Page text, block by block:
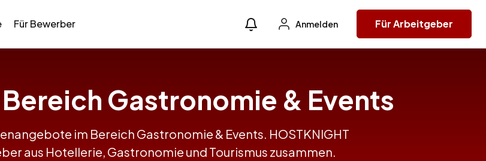
Für Bewerber Anmelden Für Arbeitgeber
Gastronomie & Events
im Bereich Gastronomie & Events. HOSTKNIGHT
aus Hotellerie, Gastronomie und Tourismus zusammen.